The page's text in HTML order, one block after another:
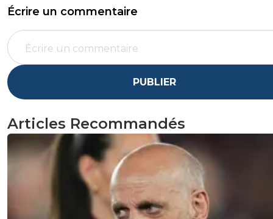
Écrire un commentaire
PUBLIER
Articles Recommandés